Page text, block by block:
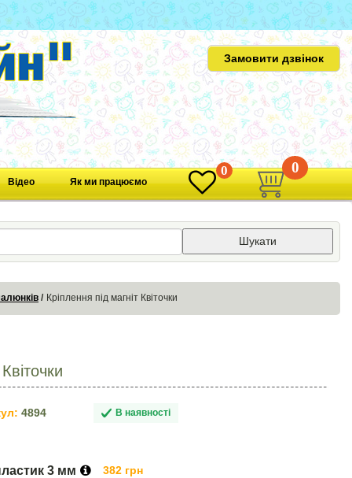
Замовити дзвінок
Відео Як ми працюємо
0 0
Шукати
Кріплення під магніт Квіточки
4894 В наявності
3 мм 382 грн